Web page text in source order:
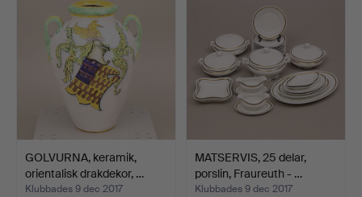
GOLVURNA, keramik,
orientalisk drakdekor, …
Klubbades 9 dec 2017
MATSERVIS, 25 delar,
porslin, Fraureuth - …
Klubbades 9 dec 2017